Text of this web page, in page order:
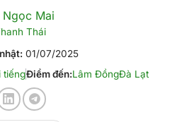
Ngọc Mai
Thái
01/07/2025
tiếngĐiểm đến:Lâm ĐồngĐà Lạt